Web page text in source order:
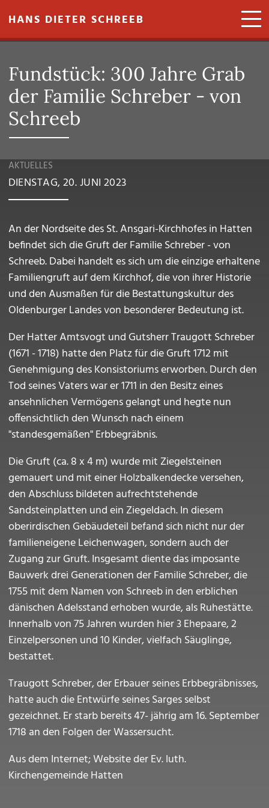
HANS DIETER SCHREEB
Fundstück: 300 Jahre Grab
der Familie Schreber - von
Schreeb
AKTUELLES
DIENSTAG, 20. JUNI 2023
An der Nordseite des St. Ansgari-Kirchhofes in Hatten
befindet sich die Gruft der Familie Schreber - von
Schreeb. Dabei handelt es sich um die einzige erhaltene
Familiengruft auf dem Kirchhof, die von ihrer Historie
und den Ausmaßen für die Bestattungskultur des
Oldenburger Landes von besonderer Bedeutung ist.
Der Hatter Amtsvogt und Gutsherr Traugott Schreber
(1671 - 1718) hatte den Platz für die Gruft 1712 mit
Genehmigung des Konsistoriums erworben. Durch den
Tod seines Vaters war er 1711 in den Besitz eines
ansehnlichen Vermögens gelangt und hegte nun
offensichtlich den Wunsch nach einem
"standesgemäßen" Erbbegräbnis.
Die Gruft (ca. 8 x 4 m) wurde mit Ziegelsteinen
gemauert und mit einer Holzbalkendecke versehen,
den Abschluss bildeten aufrechtstehende
Sandsteinplatten und ein Ziegeldach. In diesem
oberirdischen Gebäudeteil befand sich nicht nur der
familieneigene Leichenwagen, sondern auch der
Zugang zur Gruft. Insgesamt diente das imposante
Bauwerk drei Generationen der Familie Schreber, die
1755 mit dem Namen von Schreeb in den erblichen
dänischen Adelsstand erhoben wurde, als Ruhestätte.
Innerhalb von 75 Jahren wurden hier 3 Ehepaare, 2
Einzelpersonen und 10 Kinder, vielfach Säuglinge,
bestattet.
Traugott Schreber, der Erbauer seines Erbbegräbnisses,
hatte auch die Entwürfe seines Sarges selbst
gezeichnet. Er starb bereits 47- jährig am 16. September
1718 an den Folgen der Wassersucht.
Aus dem Internet; Website der Ev. luth.
Kirchengemeinde Hatten